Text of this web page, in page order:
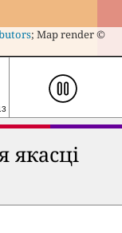
; Map render ©
якасці